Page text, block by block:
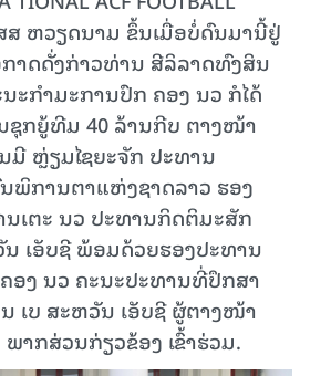
ສສ ຫວຽດນາມ ຂຶ້ນເມື່ອບໍ່ດົນມານີ້ຢູ່
າດດັ່ງກ່າວທ່ານ ສີລິລາດທົງສິນ
ະກໍາມະການປົກ ຄອງ ນວ ກໍໄດ້
ຊຸກຍູ້ທີມ 40 ລ້ານກີບ ຕາງໜ້າ
ມີ ຫຼ່ຽມໄຊຍະຈັກ ປະທານ
ພິການຕາແຫ່ງຊາດລາວ ຮອງ
ເຕະ ນວ ປະທານກິດຕິມະສັກ
ເອັບຊີ ພ້ອມດ້ວຍຮອງປະທານ
ອງ ນວ ຄະນະປະທານທີ່ປຶກສາ
ເບ ສະຫວັນ ເອັບຊີ ຜູ້ຕາງໜ້າ
າກສ່ວນກ່ຽວຂ້ອງ ເຂົ້າຮ່ວມ.